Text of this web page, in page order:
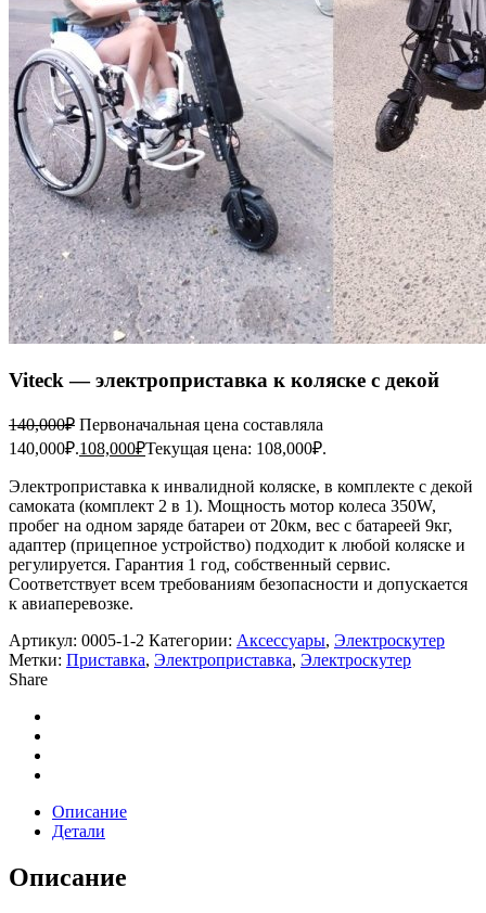
Viteck — электроприставка к коляске с декой
140,000₽ Первоначальная цена составляла
140,000₽.108,000₽Текущая цена: 108,000₽.
Электроприставка к инвалидной коляске, в комплекте с декой
самоката (комплект 2 в 1). Мощность мотор колеса 350W,
пробег на одном заряде батареи от 20км, вес с батареей 9кг,
адаптер (прицепное устройство) подходит к любой коляске и
регулируется. Гарантия 1 год, собственный сервис.
Соответствует всем требованиям безопасности и допускается
к авиаперевозке.
Артикул: 0005-1-2 Категории: Аксессуары, Электроскутер
Метки: Приставка, Электроприставка, Электроскутер
Share
Описание
Детали
Описание